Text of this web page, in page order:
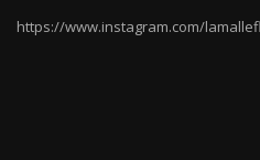
https://www.instagram.com/